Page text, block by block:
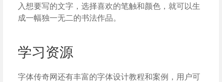
入想要写的文字，选择喜欢的笔触和颜色，就可以生
成一幅独一无二的书法作品。
学习资源
字体传奇网还有丰富的字体设计教程和案例，用户可